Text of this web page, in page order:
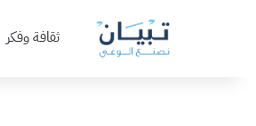
ثقافة وفكر